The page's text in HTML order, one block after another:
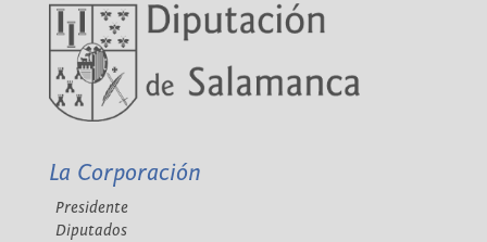
La Corporación
Presidente
Diputados